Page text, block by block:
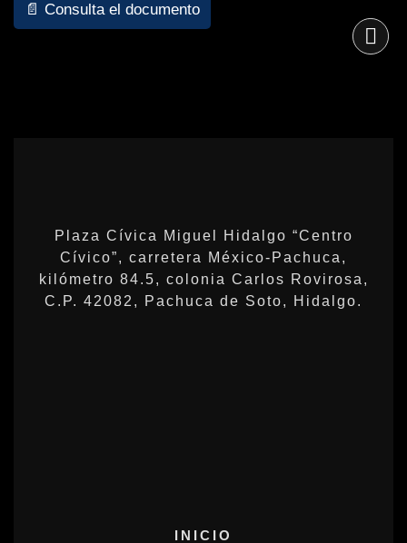
📄 Consulta el documento
Plaza Cívica Miguel Hidalgo “Centro
Cívico”, carretera México-Pachuca,
kilómetro 84.5, colonia Carlos Rovirosa,
C.P. 42082, Pachuca de Soto, Hidalgo.
INICIO